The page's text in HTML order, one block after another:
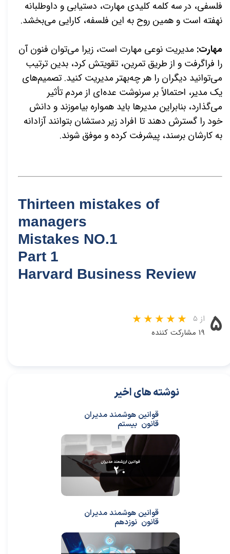
فلسفی، در سه کلمه کلیدی مهارت، دستیابی و داوطلبانه
نهفته است و همین روح به این فلسفه، کارایی می‌بخشد.
مهارت: مدیریت نوعی مهارت است، زیرا می‌توان فنون آن
را فراگرفت و از طریق تمرین، تقویتش کرد، بدین ترتیب
می‌توانید دیگران را هر چه‌بهتر مدیریت کنید. تصمیم‌های
یک مدیر، احتمالاً بر سرنوشت عده‌ای از مردم تأثیر
می‌گذارد، بنابراین مدیرها باید همواره بیاموزند و دانش
خود را گسترش دهند تا افراد زیر دستشان بتوانند آزادانه
به کارشان برسند، پیشرفت کرده و موفق شوند.
Thirteen mistakes of
managers
Mistakes NO.1
Part 1
Harvard Business Review
۵ از ۵
۱۹ مشارکت کننده
قوانین هوشمند مدیران
قانون بیستم
قوانین هوشمند مدیران
قانون نوزدهم
نوشته های اخیر